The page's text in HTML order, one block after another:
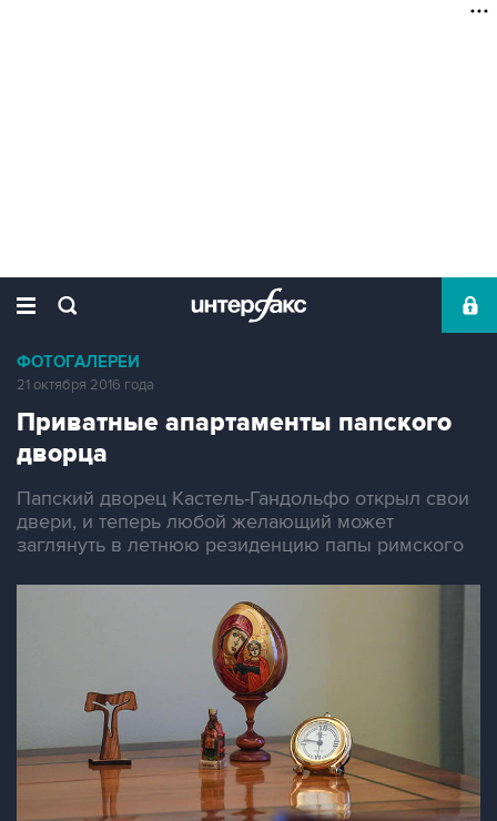
ФОТОГАЛЕРЕИ
21 октября 2016 года
Приватные апартаменты папского
дворца
Папский дворец Кастель-Гандольфо открыл свои
двери, и теперь любой желающий может
заглянуть в летнюю резиденцию папы римского